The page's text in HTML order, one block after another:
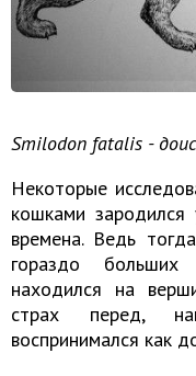
Smilodon fatalis -
Некоторые
кошками
времена. Ведь
гораздо
находился на
страх перед,
воспринимался как